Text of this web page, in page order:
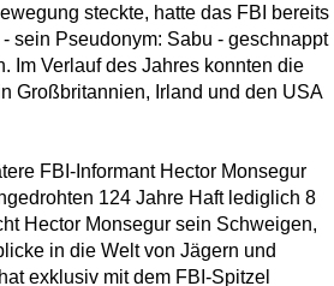
steckte, hatte das FBI bereits
sein Pseudonym: Sabu - geschnappt
Im Verlauf des Jahres konnten die
Großbritannien, Irland und den USA
FBI-Informant Hector Monsegur
124 Jahre Haft lediglich 8
Hector Monsegur sein Schweigen,
in die Welt von Jägern und
exklusiv mit dem FBI-Spitzel